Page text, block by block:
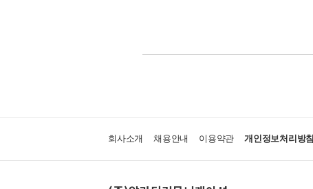
회사소개 채용안내 이용약관 개인정보처리방침